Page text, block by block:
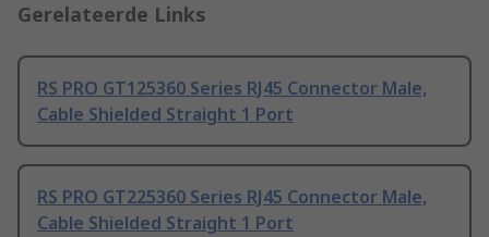
Gerelateerde Links
RS PRO GT125360 Series RJ45 Connector Male,
Cable Shielded Straight 1 Port
RS PRO GT225360 Series RJ45 Connector Male,
Cable Shielded Straight 1 Port